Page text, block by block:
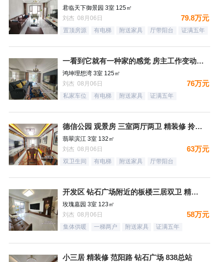
君临天下御景园 3室 125㎡
刘杰 08月06日
79.8万元
置顶房源 有电梯 附送家具 厅带阳台 证满五年
一看到它就有一种家的感觉 房主工作变动 忍痛割爱
鸿坤理想湾 3室 125㎡
刘杰 08月06日
76万元
私家车位 有电梯 附送家具 证满五年
德信公园 观景房 三室两厅两卫 精装修 拎包入住
翡翠滨江 3室 132㎡
刘杰 08月06日
63万元
双卫生间 有电梯 附送家具 厅带阳台
开发区 钻石广场附近的板楼三居双卫 精装未住
玫瑰嘉园 3室 123㎡
刘杰 08月06日
58万元
集体供暖 一梯两户 附送家具 证满五年
小三居 精装修 范阳路 钻石广场 838总站